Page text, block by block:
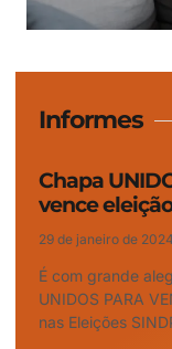
Informes
Chapa
vence eleição
29 de janeiro de 2024
É com grande
UNIDOS PARA
nas Eleições